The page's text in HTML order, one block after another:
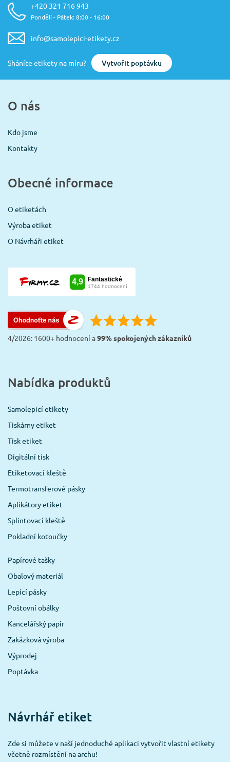
+420 321 716 943
Pondělí - Pátek: 8:00 - 16:00
info@samolepici-etikety.cz
Sháníte etikety na míru? Vytvořit poptávku
O nás
Kdo jsme
Kontakty
Obecné informace
O etiketách
Výroba etiket
O Návrháři etiket
4/2026: 1600+ hodnocení a99% spokojených zákazníků
Nabídka produktů
Samolepicí etikety
Tiskárny etiket
Tisk etiket
Digitální tisk
Etiketovací kleště
Termotransferové pásky
Aplikátory etiket
Splintovací kleště
Pokladní kotoučky
Papírové tašky
Obalový materiál
Lepící pásky
Poštovní obálky
Kancelářský papír
Zakázková výroba
Výprodej
Poptávka
Návrhář etiket
Zde si můžete v naší jednoduché aplikaci vytvořit vlastní etikety
včetně rozmístění na archu!